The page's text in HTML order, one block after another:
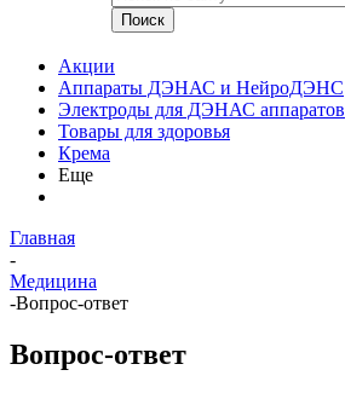
Акции
Аппараты ДЭНАС и НейроДЭНС
Электроды для ДЭНАС аппаратов
Товары для здоровья
Крема
Еще
Главная
-
Медицина
-Вопрос-ответ
Вопрос-ответ